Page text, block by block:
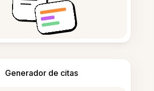
Generador de citas